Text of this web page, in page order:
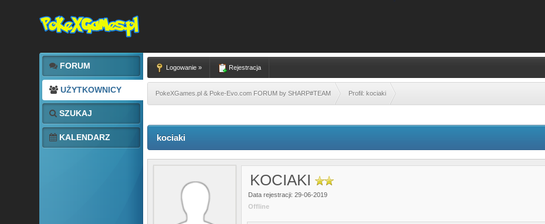
FORUM
UŻYTKOWNICY
SZUKAJ
KALENDARZ
Logowanie » Rejestracja
PokeXGames.pl & Poke-Evo.com FORUM by SHARP#TEAM Profil: kociaki
kociaki
KOCIAKI
Data rejestracji: 29-06-2019
Offline